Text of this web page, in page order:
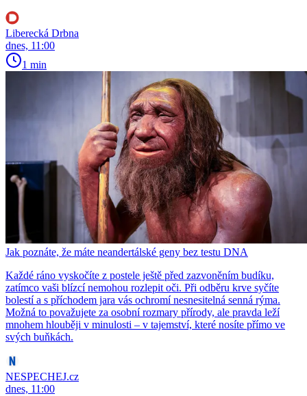
Liberecká Drbna
dnes, 11:00
1 min
Jak poznáte, že máte neandertálské geny bez testu DNA
Každé ráno vyskočíte z postele ještě před zazvoněním budíku,
zatímco vaši blízcí nemohou rozlepit oči. Při odběru krve syčíte
bolestí a s příchodem jara vás ochromí nesnesitelná senná rýma.
Možná to považujete za osobní rozmary přírody, ale pravda leží
mnohem hlouběji v minulosti – v tajemství, které nosíte přímo ve
svých buňkách.
NESPECHEJ.cz
dnes, 11:00